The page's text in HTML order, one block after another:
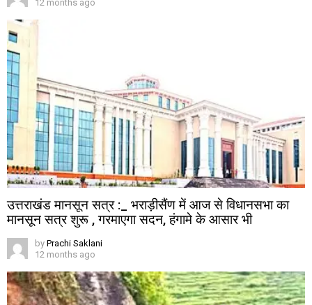
12 months ago
उत्तराखंड मानसून सत्र :_ भराड़ीसैंण में आज से विधानसभा का
मानसून सत्र शुरू , गरमाएगा सदन, हंगामे के आसार भी
by Prachi Saklani
12 months ago